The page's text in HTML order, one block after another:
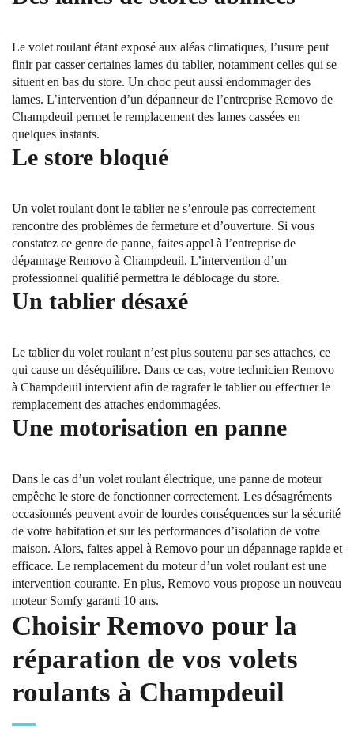
Le volet roulant étant exposé aux aléas climatiques, l’usure peut
finir par casser certaines lames du tablier, notamment celles qui se
situent en bas du store. Un choc peut aussi endommager des
lames. L’intervention d’un dépanneur de l’entreprise Removo de
Champdeuil permet le remplacement des lames cassées en
quelques instants.
Le store bloqué
Un volet roulant dont le tablier ne s’enroule pas correctement
rencontre des problèmes de fermeture et d’ouverture. Si vous
constatez ce genre de panne, faites appel à l’entreprise de
dépannage Removo à Champdeuil. L’intervention d’un
professionnel qualifié permettra le déblocage du store.
Un tablier désaxé
Le tablier du volet roulant n’est plus soutenu par ses attaches, ce
qui cause un déséquilibre. Dans ce cas, votre technicien Removo
à Champdeuil intervient afin de ragrafer le tablier ou effectuer le
remplacement des attaches endommagées.
Une motorisation en panne
Dans le cas d’un volet roulant électrique, une panne de moteur
empêche le store de fonctionner correctement. Les désagréments
occasionnés peuvent avoir de lourdes conséquences sur la sécurité
de votre habitation et sur les performances d’isolation de votre
maison. Alors, faites appel à Removo pour un dépannage rapide et
efficace. Le remplacement du moteur d’un volet roulant est une
intervention courante. En plus, Removo vous propose un nouveau
moteur Somfy garanti 10 ans.
Choisir Removo pour la
réparation de vos volets
roulants à Champdeuil